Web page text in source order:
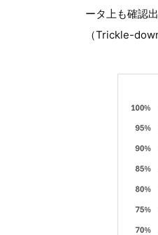
ータ上も確認
（Trickle-